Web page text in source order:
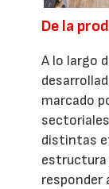
De la
A lo largo
marcado
distintas
estructura
responder